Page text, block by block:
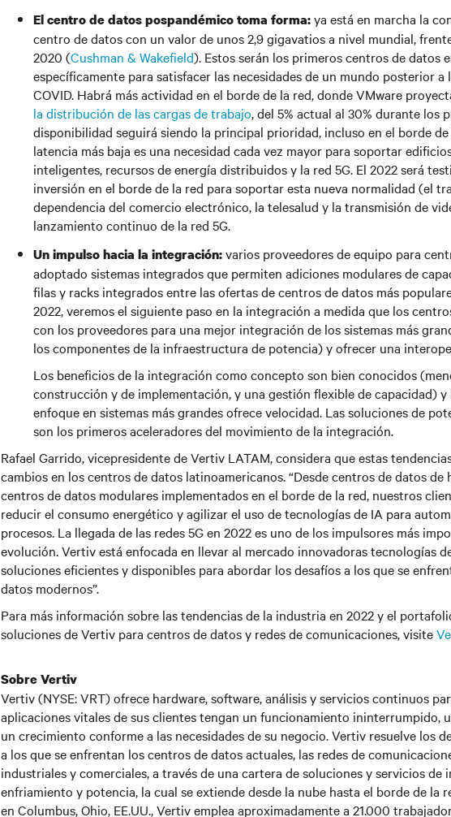
El centro de datos pospandémico toma forma:ya está en marcha la
centro de datos con un valor de unos 2,9 gigavatios a nivel mundial,
2020 (Cushman & Wakefield). Estos serán los primeros centros de datos
específicamente para satisfacer las necesidades de un mundo posterior a
COVID. Habrá más actividad en el borde de la red, donde VMware
la distribución de las cargas de trabajo, del 5% actual al 30% durante los
disponibilidad seguirá siendo la principal prioridad, incluso en el borde de
latencia más baja es una necesidad cada vez mayor para soportar
inteligentes, recursos de energía distribuidos y la red 5G. El 2022 será
inversión en el borde de la red para soportar esta nueva normalidad (el
dependencia del comercio electrónico, la telesalud y la transmisión de
lanzamiento continuo de la red 5G.
Un impulso hacia la integración:varios proveedores de equipo para
adoptado sistemas integrados que permiten adiciones modulares de
filas y racks integrados entre las ofertas de centros de datos más
2022, veremos el siguiente paso en la integración a medida que los
con los proveedores para una mejor integración de los sistemas más
los componentes de la infraestructura de potencia) y ofrecer una
Los beneficios de la integración como concepto son bien conocidos
construcción y de implementación, y una gestión flexible de capacidad)
enfoque en sistemas más grandes ofrece velocidad. Las soluciones de
son los primeros aceleradores del movimiento de la integración.
Rafael Garrido, vicepresidente de Vertiv LATAM, considera que estas
cambios en los centros de datos latinoamericanos. “Desde centros de datos de
centros de datos modulares implementados en el borde de la red, nuestros
reducir el consumo energético y agilizar el uso de tecnologías de IA para
procesos. La llegada de las redes 5G en 2022 es uno de los impulsores más
evolución. Vertiv está enfocada en llevar al mercado innovadoras tecnologías
soluciones eficientes y disponibles para abordar los desafíos a los que se
datos modernos”.
Para más información sobre las tendencias de la industria en 2022 y el
soluciones de Vertiv para centros de datos y redes de comunicaciones, visite
Sobre Vertiv
Vertiv (NYSE: VRT) ofrece hardware, software, análisis y servicios continuos
aplicaciones vitales de sus clientes tengan un funcionamiento ininterrumpido,
un crecimiento conforme a las necesidades de su negocio. Vertiv resuelve los
a los que se enfrentan los centros de datos actuales, las redes de
industriales y comerciales, a través de una cartera de soluciones y servicios de
enfriamiento y potencia, la cual se extiende desde la nube hasta el borde de la
en Columbus, Ohio, EE.UU., Vertiv emplea aproximadamente a 21.000